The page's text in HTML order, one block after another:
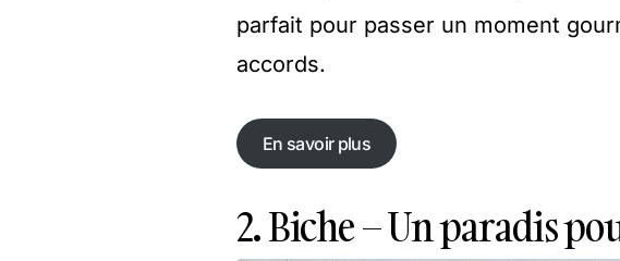
parfait pour passer un moment
accords.
En savoir plus
En savoir plus
2. Biche – Un paradis